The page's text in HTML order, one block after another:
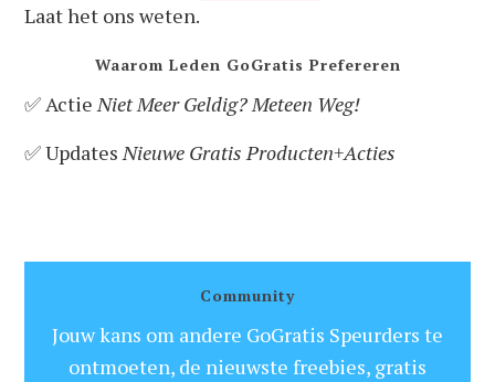
Laat het ons weten.
Waarom Leden GoGratis Prefereren
✅ ActieNiet Meer Geldig? Meteen Weg!
✅ UpdatesNieuwe Gratis Producten+Acties
Community
Jouw kans om andere GoGratis Speurders te
ontmoeten, de nieuwste freebies, gratis